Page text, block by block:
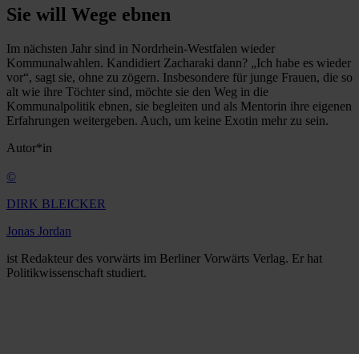
Sie will Wege ebnen
Im nächsten Jahr sind in Nordrhein-Westfalen wieder
Kommunalwahlen. Kandidiert Zacharaki dann? „Ich habe es wieder
vor“, sagt sie, ohne zu zögern. Insbesondere für junge Frauen, die so
alt wie ihre Töchter sind, möchte sie den Weg in die
Kommunalpolitik ebnen, sie begleiten und als Mentorin ihre eigenen
Erfahrungen weitergeben. Auch, um keine Exotin mehr zu sein.
Autor*in
©
DIRK BLEICKER
Jonas Jordan
ist Redakteur des vorwärts im Berliner Vorwärts Verlag. Er hat
Politikwissenschaft studiert.